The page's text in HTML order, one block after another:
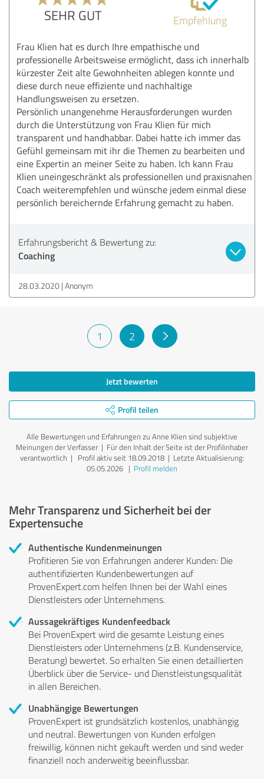
SEHR GUT Empfehlung
Frau Klien hat es durch Ihre empathische und
professionelle Arbeitsweise ermöglicht, dass ich innerhalb
kürzester Zeit alte Gewohnheiten ablegen konnte und
diese durch neue effiziente und nachhaltige
Handlungsweisen zu ersetzen.
Persönlich unangenehme Herausforderungen wurden
durch die Unterstützung von Frau Klien für mich
transparent und handhabbar. Dabei hatte ich immer das
Gefühl gemeinsam mit ihr die Themen zu bearbeiten und
eine Expertin an meiner Seite zu haben. Ich kann Frau
Klien uneingeschränkt als professionellen und praxisnahen
Coach weiterempfehlen und wünsche jedem einmal diese
persönlich bereichernde Erfahrung gemacht zu haben.
Erfahrungsbericht & Bewertung zu:
Coaching
28.03.2020 Anonym
1 2
Jetzt bewerten
Profil teilen
Alle Bewertungen und Erfahrungen zu Anne Klien sind subjektive
Meinungen der Verfasser | Für den Inhalt der Seite ist der Profilinhaber
verantwortlich | Profil aktiv seit 18.09.2018 | Letzte Aktualisierung:
05.05.2026 | Profil melden
Mehr Transparenz und Sicherheit bei der
Expertensuche
Authentische Kundenmeinungen
Profitieren Sie von Erfahrungen anderer Kunden: Die
authentifizierten Kundenbewertungen auf
ProvenExpert.com helfen Ihnen bei der Wahl eines
Dienstleisters oder Unternehmens.
Aussagekräftiges Kundenfeedback
Bei ProvenExpert wird die gesamte Leistung eines
Dienstleisters oder Unternehmens (z.B. Kundenservice,
Beratung) bewertet. So erhalten Sie einen detaillierten
Überblick über die Service- und Dienstleistungsqualität
in allen Bereichen.
Unabhängige Bewertungen
ProvenExpert ist grundsätzlich kostenlos, unabhängig
und neutral. Bewertungen von Kunden erfolgen
freiwillig, können nicht gekauft werden und sind weder
finanziell noch anderweitig beeinflussbar.